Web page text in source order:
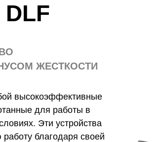
ЖЕСТКОСТИ
высокоэффективные
для работы в
Эти устройства
благодаря своей